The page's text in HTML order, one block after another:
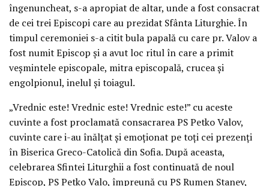
îngenuncheat, s-a apropiat de altar, unde a fost consacrat
de cei trei Episcopi care au prezidat Sfânta Liturghie. În
timpul ceremoniei s-a citit bula papală cu care pr. Valov a
fost numit Episcop și a avut loc ritul în care a primit
veșmintele episcopale, mitra episcopală, crucea și
engolpionul, inelul și toiagul.
„Vrednic este! Vrednic este! Vrednic este!” cu aceste
cuvinte a fost proclamată consacrarea PS Petko Valov,
cuvinte care i-au înălțat și emoționat pe toți cei prezenți
în Biserica Greco-Catolică din Sofia. După aceasta,
celebrarea Sfintei Liturghii a fost continuată de noul
Episcop, PS Petko Valo, împreună cu PS Rumen Stanev,